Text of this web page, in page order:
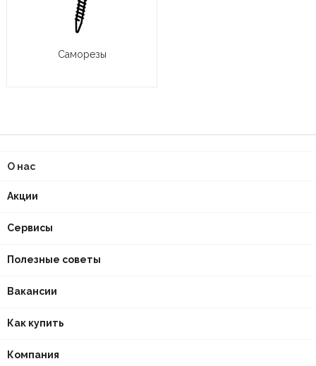
Саморезы
О нас
Акции
Сервисы
Полезные советы
Вакансии
Как купить
Компания